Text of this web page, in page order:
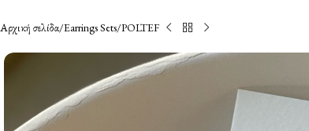
Αρχική σελίδα Earrings Sets POLTEF